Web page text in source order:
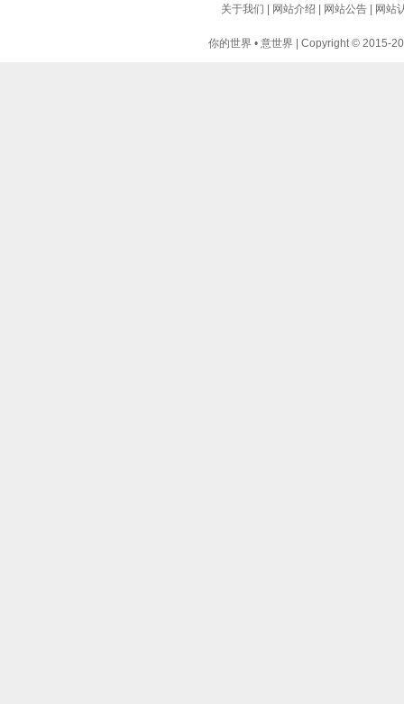
关于我们 网站介绍 网站公告 网站
你的世界 • 意世界 | Copyright © 2015-